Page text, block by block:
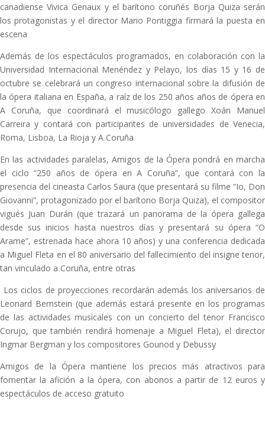
canadiense Vivica Genaux y el barítono coruñés Borja Quiza serán
los protagonistas y el director Mario Pontiggia firmará la puesta en
escena
Además de los espectáculos programados, en colaboración con la
Universidad Internacional Menéndez y Pelayo, los días 15 y 16 de
octubre se celebrará un congreso internacional sobre la difusión de
la ópera italiana en España, a raíz de los 250 años años de ópera en
A Coruña, que coordinará el musicólogo gallego Xoán Manuel
Carreira y contará con participantes de universidades de Venecia,
Roma, Lisboa, La Rioja y A Coruña
En las actividades paralelas, Amigos de la Ópera pondrá en marcha
el ciclo “250 años de ópera en A Coruña”, que contará con la
presencia del cineasta Carlos Saura (que presentará su filme “Io, Don
Giovanni”, protagonizado por el barítono Borja Quiza), el compositor
vigués Juan Durán (que trazará un panorama de la ópera gallega
desde sus inicios hasta nuestros días y presentará su ópera “O
Arame”, estrenada hace ahora 10 años) y una conferencia dedicada
a Miguel Fleta en el 80 aniversario del fallecimiento del insigne tenor,
tan vinculado a Coruña, entre otras
Los ciclos de proyecciones recordarán además los aniversarios de
Leonard Bernstein (que además estará presente en los programas
de las actividades musicales con un concierto del tenor Francisco
Corujo, que también rendirá homenaje a Miguel Fleta), el director
Ingmar Bergman y los compositores Gounod y Debussy
Amigos de la Ópera mantiene los precios más atractivos para
fomentar la afición a la ópera, con abonos a partir de 12 euros y
espectáculos de acceso gratuito